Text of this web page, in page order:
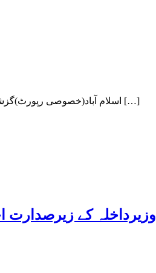
اسلام آباد(خصوصی رپورٹ)گزشتہ ماہ نیب قوانین میں ترامیم کا آرڈیننس جاری کرنے کے بعد ایک ماہ سے بھی کم عرصے میں پاکستان تحریک انصاف (پی […]
وزیرداخلہ کے زیرصدارت